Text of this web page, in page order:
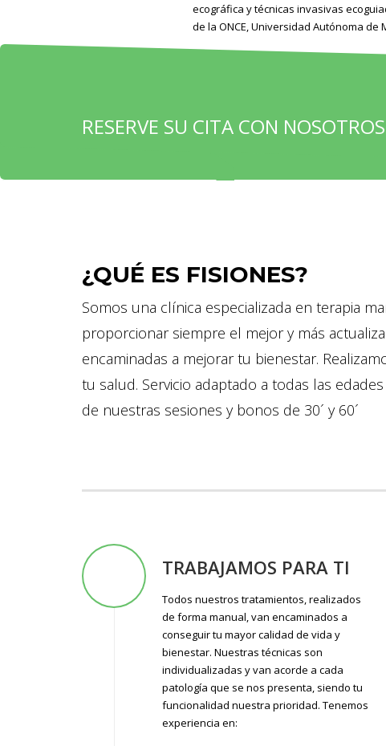
ecográfica y técnicas invasivas
de la ONCE, Universidad Autónoma de
RESERVE SU CITA CON NOSOTROS
¿QUÉ ES FISIONES?
Somos una clínica especializada en terapia
proporcionar siempre el mejor y más
encaminadas a mejorar tu bienestar.
tu salud. Servicio adaptado a todas las
de nuestras sesiones y bonos de 30´ y 60´
TRABAJAMOS PARA TI
Todos nuestros tratamientos, realizados
de forma manual, van encaminados a
conseguir tu mayor calidad de vida y
bienestar. Nuestras técnicas son
individualizadas y van acorde a cada
patología que se nos presenta, siendo tu
funcionalidad nuestra prioridad. Tenemos
experiencia en: